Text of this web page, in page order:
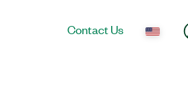
Contact Us